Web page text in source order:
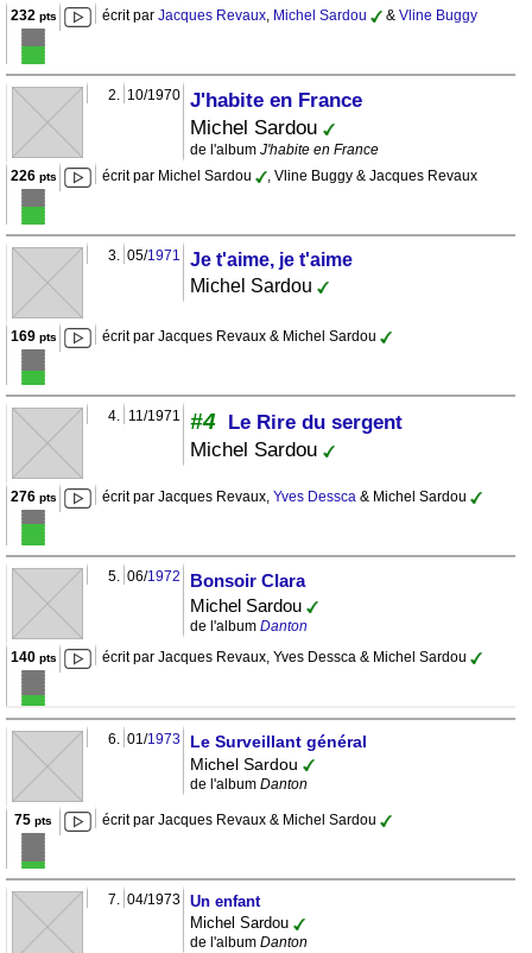
232 pts écrit par Jacques Revaux, Michel Sardou & Vline Buggy
2. 10/1970 J'habite en France
Michel Sardou
de l'album J'habite en France
226pts écrit par Michel Sardou , Vline Buggy & Jacques Revaux
3. 05/1971
Je t'aime, je t'aime
Michel Sardou
169pts écrit par Jacques Revaux & Michel Sardou
4. 11/1971 #4 Le Rire du sergent
Michel Sardou
276pts écrit par Jacques Revaux, Yves Dessca & Michel Sardou
5. 06/1972
Bonsoir Clara
Michel Sardou
de l'album Danton
140pts écrit par Jacques Revaux, Yves Dessca & Michel Sardou
6. 01/1973
Le Surveillant général
Michel Sardou
de l'album Danton
75 pts écrit par Jacques Revaux & Michel Sardou
7. 04/1973 Un enfant
Michel Sardou
de l'album Danton